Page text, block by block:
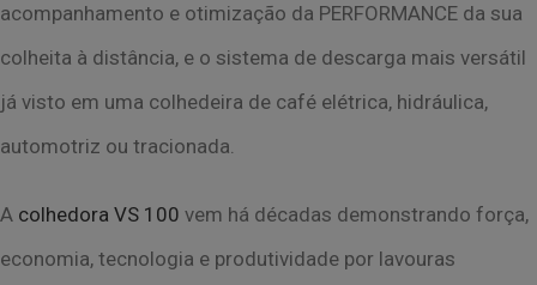
acompanhamento e otimização da PERFORMANCE da sua
colheita à distância, e o sistema de descarga mais versátil
já visto em uma colhedeira de café elétrica, hidráulica,
automotriz ou tracionada.
A colhedora VS 100 vem há décadas demonstrando força,
economia, tecnologia e produtividade por lavouras